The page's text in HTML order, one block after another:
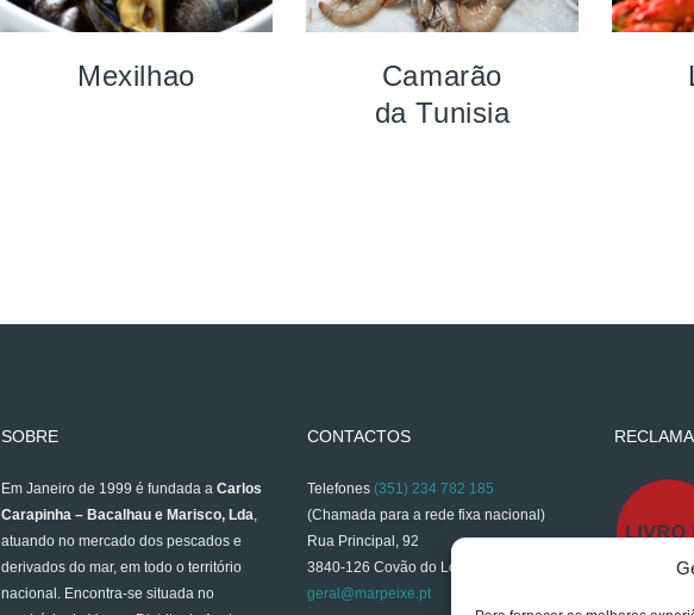
Mexilhao
Camarão
da Tunisia
SOBRE
Em Janeiro de 1999 é fundada a Carlos
Carapinha – Bacalhau e Marisco, Lda
atuando no mercado dos pescados e
derivados do mar, em todo o território
nacional. Encontra-se situada no
CONTACTOS
Telefones (351) 234 782 185
(Chamada para a rede fixa nacional)
Rua Principal, 92
3840-126 Covão do Lobo
geral@marpeixe.pt